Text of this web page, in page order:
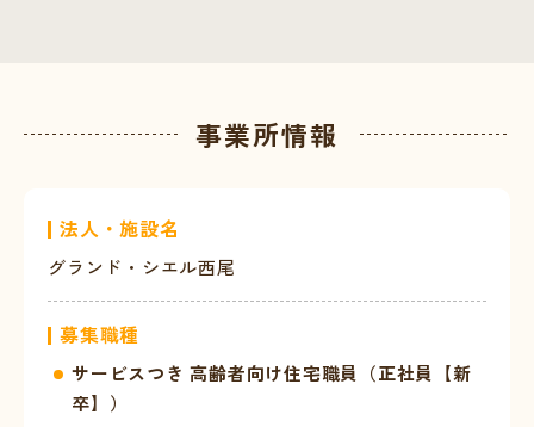
事業所情報
法人・施設名
グランド・シエル西尾
募集職種
サービスつき 高齢者向け住宅職員（正社員【新
卒】）